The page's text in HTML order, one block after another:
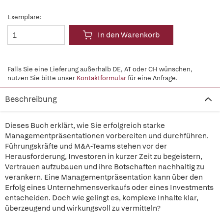
Exemplare:
In den Warenkorb
Falls Sie eine Lieferung außerhalb DE, AT oder CH wünschen,
nutzen Sie bitte unser Kontaktformularfür eine Anfrage.
Beschreibung
Dieses Buch erklärt, wie Sie erfolgreich starke
Managementpräsentationen vorbereiten und durchführen.
Führungskräfte und M&A-Teams stehen vor der
Herausforderung, Investoren in kurzer Zeit zu begeistern,
Vertrauen aufzubauen und ihre Botschaften nachhaltig zu
verankern. Eine Managementpräsentation kann über den
Erfolg eines Unternehmensverkaufs oder eines Investments
entscheiden. Doch wie gelingt es, komplexe Inhalte klar,
überzeugend und wirkungsvoll zu vermitteln?